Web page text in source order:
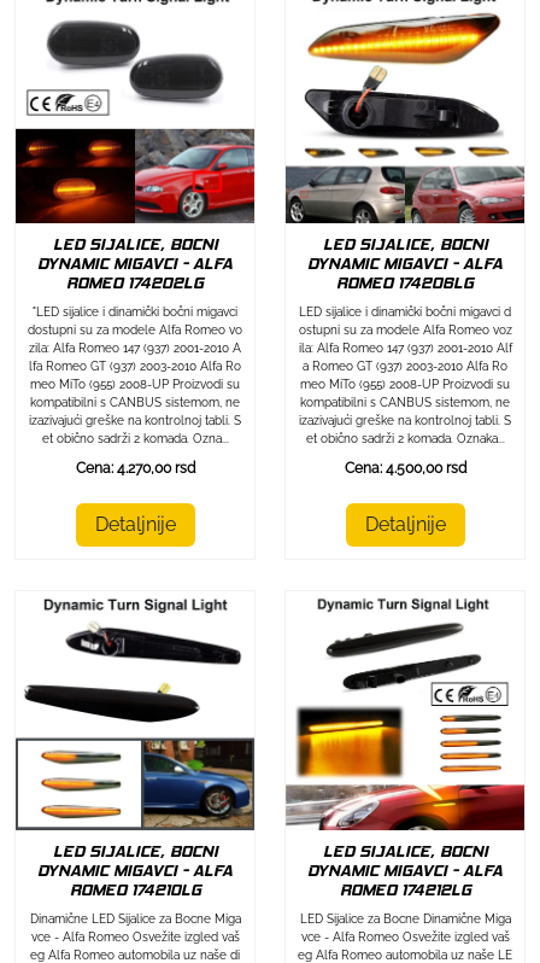
LED SIJALICE, BOCNI
DYNAMIC MIGAVCI - ALFA
ROMEO 174202LG
"LED sijalice i dinamički bočni migavci
dostupni su za modele Alfa Romeo vo
zila: Alfa Romeo 147 (937) 2001-2010 A
lfa Romeo GT (937) 2003-2010 Alfa Ro
meo MiTo (955) 2008-UP Proizvodi su
kompatibilni s CANBUS sistemom, ne
izazivajući greške na kontrolnoj tabli. S
et obično sadrži 2 komada. Ozna...
Cena: 4.270,00 rsd
Detaljnije
LED SIJALICE, BOCNI
DYNAMIC MIGAVCI - ALFA
ROMEO 174206LG
LED sijalice i dinamički bočni migavci d
ostupni su za modele Alfa Romeo voz
ila: Alfa Romeo 147 (937) 2001-2010 Alf
a Romeo GT (937) 2003-2010 Alfa Ro
meo MiTo (955) 2008-UP Proizvodi su
kompatibilni s CANBUS sistemom, ne
izazivajući greške na kontrolnoj tabli. S
et obično sadrži 2 komada. Oznaka...
Cena: 4.500,00 rsd
Detaljnije
LED SIJALICE, BOCNI
DYNAMIC MIGAVCI - ALFA
ROMEO 174210LG
Dinamične LED Sijalice za Bocne Miga
vce - Alfa Romeo Osvežite izgled vaš
eg Alfa Romeo automobila uz naše di
LED SIJALICE, BOCNI
DYNAMIC MIGAVCI - ALFA
ROMEO 174212LG
LED Sijalice za Bocne Dinamične Miga
vce - Alfa Romeo Osvežite izgled vaš
eg Alfa Romeo automobila uz naše LE